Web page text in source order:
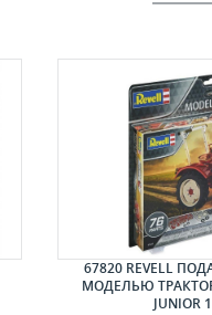
67820 REVELL
МОДЕЛЬЮ
JUNIOR